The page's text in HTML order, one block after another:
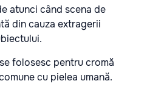
atunci când scena de
din cauza extragerii
folosesc pentru cromă
cu pielea umană.